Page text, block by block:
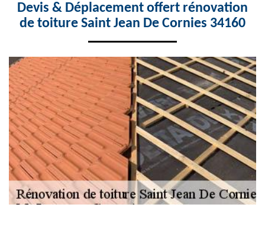
Devis & Déplacement offert rénovation
de toiture Saint Jean De Cornies 34160